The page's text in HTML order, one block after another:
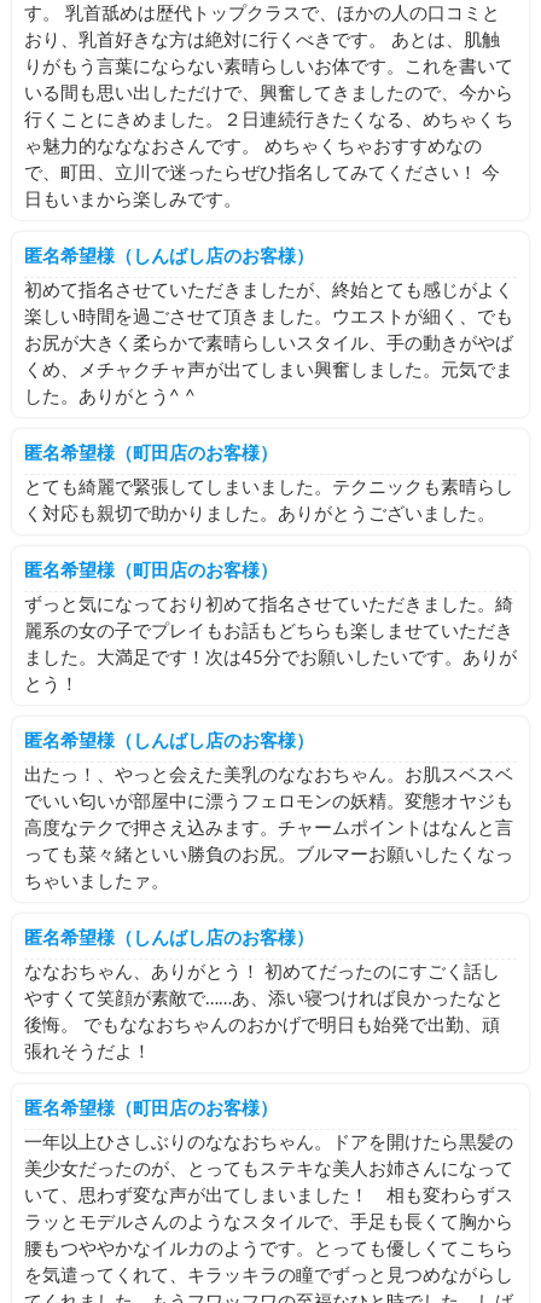
す。 乳首舐めは歴代トップクラスで、ほかの人の口コミと
おり、乳首好きな方は絶対に行くべきです。 あとは、肌触
りがもう言葉にならない素晴らしいお体です。これを書いて
いる間も思い出しただけで、興奮してきましたので、今から
行くことにきめました。２日連続行きたくなる、めちゃくち
ゃ魅力的なななおさんです。 めちゃくちゃおすすめなの
で、町田、立川で迷ったらぜひ指名してみてください！ 今
日もいまから楽しみです。
匿名希望様（しんばし店のお客様）
初めて指名させていただきましたが、終始とても感じがよく
楽しい時間を過ごさせて頂きました。ウエストが細く、でも
お尻が大きく柔らかで素晴らしいスタイル、手の動きがやば
くめ、メチャクチャ声が出てしまい興奮しました。元気でま
した。ありがとう^ ^
匿名希望様（町田店のお客様）
とても綺麗で緊張してしまいました。テクニックも素晴らし
く対応も親切で助かりました。ありがとうございました。
匿名希望様（町田店のお客様）
ずっと気になっており初めて指名させていただきました。綺
麗系の女の子でプレイもお話もどちらも楽しませていただき
ました。大満足です！次は45分でお願いしたいです。ありが
とう！
匿名希望様（しんばし店のお客様）
出たっ！、やっと会えた美乳のななおちゃん。お肌スベスベ
でいい匂いが部屋中に漂うフェロモンの妖精。変態オヤジも
高度なテクで押さえ込みます。チャームポイントはなんと言
っても菜々緒といい勝負のお尻。ブルマーお願いしたくなっ
ちゃいましたァ。
匿名希望様（しんばし店のお客様）
ななおちゃん、ありがとう！ 初めてだったのにすごく話し
やすくて笑顔が素敵で……あ、添い寝つければ良かったなと
後悔。 でもななおちゃんのおかげで明日も始発で出勤、頑
張れそうだよ！
匿名希望様（町田店のお客様）
一年以上ひさしぶりのななおちゃん。ドアを開けたら黒髪の
美少女だったのが、とってもステキな美人お姉さんになって
いて、思わず変な声が出てしまいました！ 相も変わらずス
ラッとモデルさんのようなスタイルで、手足も長くて胸から
腰もつややかなイルカのようです。とっても優しくてこちら
を気遣ってくれて、キラッキラの瞳でずっと見つめながらし